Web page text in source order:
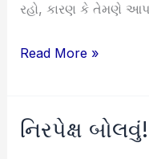
રહો, કારણ કે તેમણે
Read More »
નિરપેક્ષ બોલવું!
નિરપેક્ષ